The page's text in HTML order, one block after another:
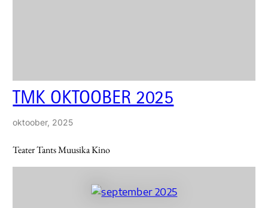
TMK OKTOOBER 2025
oktoober, 2025
Teater Tants Muusika Kino